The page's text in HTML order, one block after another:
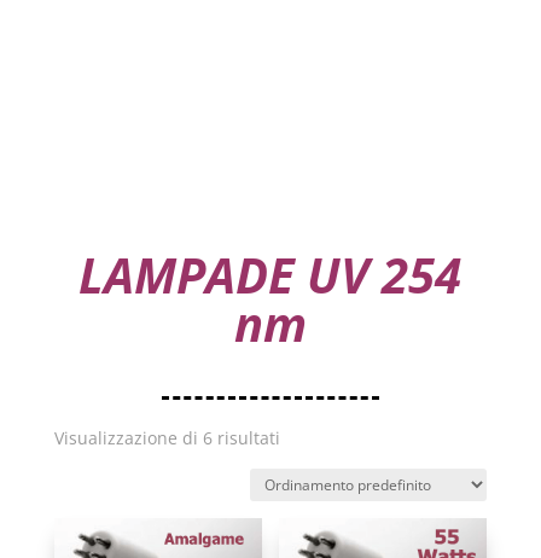
LAMPADE UV 254
nm
Visualizzazione di 6 risultati